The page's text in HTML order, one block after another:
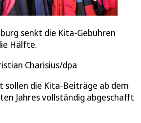
senkt die Kita-Gebühren
Hälfte.
Charisius/dpa
sollen die Kita-Beiträge ab dem
Jahres vollständig abgeschafft